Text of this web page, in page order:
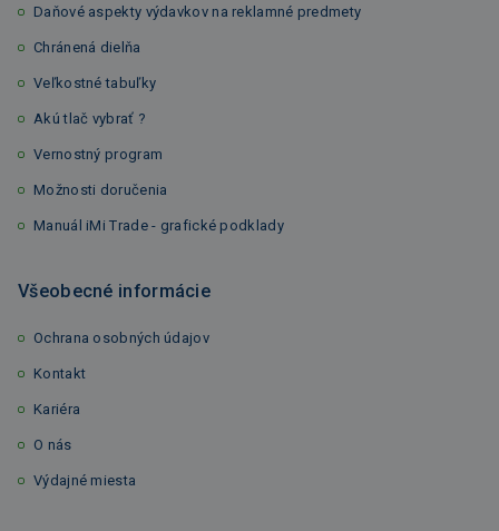
Daňové aspekty výdavkov na reklamné predmety
Chránená dielňa
Veľkostné tabuľky
Akú tlač vybrať ?
Vernostný program
Možnosti doručenia
Manuál iMi Trade - grafické podklady
Všeobecné informácie
Ochrana osobných údajov
Kontakt
Kariéra
O nás
Výdajné miesta